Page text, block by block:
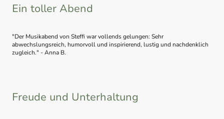
Ein toller Abend
"Der Musikabend von Steffi war vollends gelungen: Sehr
abwechslungsreich, humorvoll und inspirierend, lustig und nachdenklich
zugleich." - Anna B.
Freude und Unterhaltung